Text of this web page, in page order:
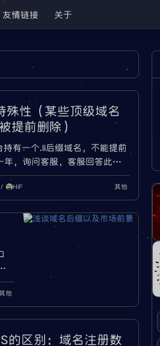
友情链接 关于
殊性（某些顶级域名
提前删除）
持有一个.li后缀域名，不能提前
年，询问客服，客服回答此后
费，而且域名到期前五天就会
存有足够的余额，并且开启该
面是我找的平台说明文档 某些
到 在到期前5天删除 由于相关
HiF 其他
其他
的区别：域名注册数